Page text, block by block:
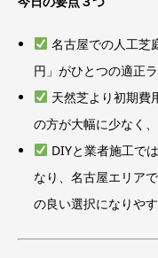
名古屋での人工芝
円」がひとつの適正ラ
天然芝より初期費
の方が大幅に少なく
DIYと業者施工で
なり、名古屋エリア
の良い選択になりやす